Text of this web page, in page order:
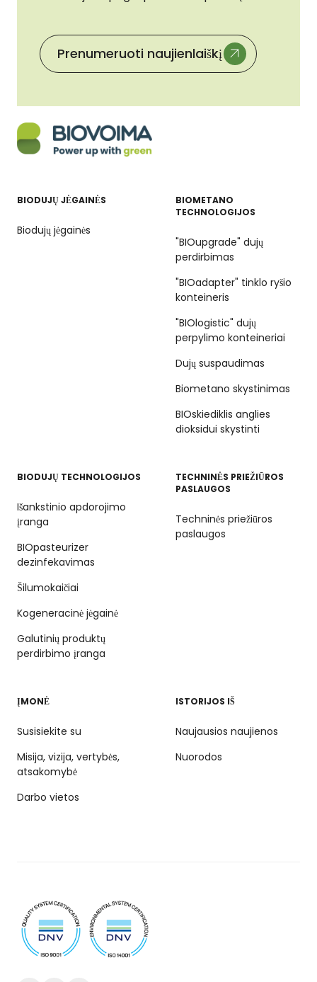
Prenumeruoti naujienlaiškį
BIODUJŲ JĖGAINĖS
Biodujų jėgainės
BIOMETANO
TECHNOLOGIJOS
"BIOupgrade" dujų
perdirbimas
"BIOadapter" tinklo ryšio
konteineris
"BIOlogistic" dujų
perpylimo konteineriai
Dujų suspaudimas
Biometano skystinimas
BIOskiediklis anglies
dioksidui skystinti
BIODUJŲ TECHNOLOGIJOS
Išankstinio apdorojimo
įranga
BIOpasteurizer
dezinfekavimas
Šilumokaičiai
Kogeneracinė jėgainė
Galutinių produktų
perdirbimo įranga
TECHNINĖS PRIEŽIŪROS
PASLAUGOS
Techninės priežiūros
paslaugos
ĮMONĖ
Susisiekite su
Misija, vizija, vertybės,
atsakomybė
Darbo vietos
ISTORIJOS IŠ
Naujausios naujienos
Nuorodos